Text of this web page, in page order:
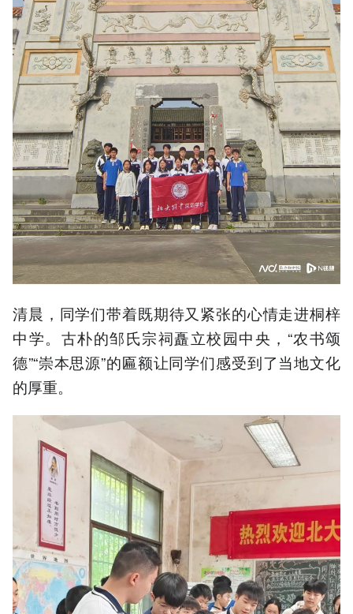
清晨，同学们带着既期待又紧张的心情走进桐梓
中学。古朴的邹氏宗祠矗立校园中央，“农书颂
德”“崇本思源”的匾额让同学们感受到了当地文化
的厚重。